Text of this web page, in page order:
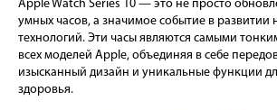
Apple Watch Series 10 — это не просто
умных часов, а значимое событие в развитии
технологий. Эти часы являются самыми
всех моделей Apple, объединяя в себе
изысканный дизайн и уникальные функции
здоровья.